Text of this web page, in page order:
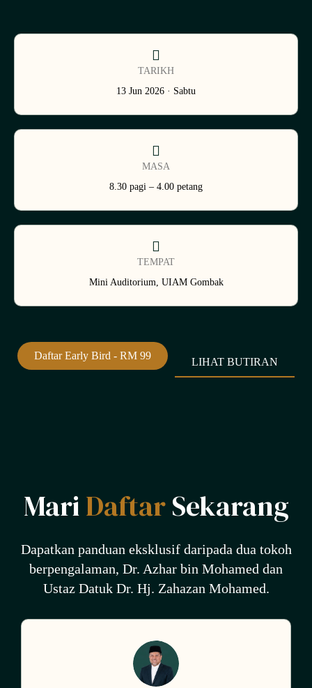
TARIKH
13 Jun 2026 · Sabtu
MASA
8.30 pagi – 4.00 petang
TEMPAT
Mini Auditorium, UIAM Gombak
Daftar Early Bird - RM 99
LIHAT BUTIRAN
MariDaftarSekarang
Dapatkan panduan eksklusif daripada dua tokoh
berpengalaman, Dr. Azhar bin Mohamed dan
Ustaz Datuk Dr. Hj. Zahazan Mohamed.